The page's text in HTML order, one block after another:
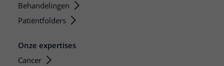
Behandelingen
Patiëntfolders
Onze expertises
Cancer